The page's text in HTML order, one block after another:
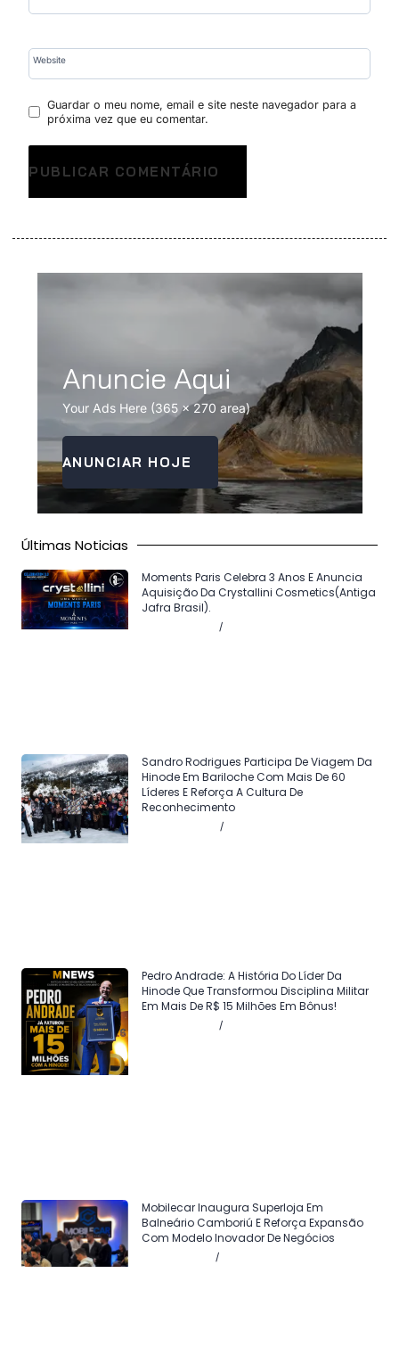
Website
Guardar o meu nome, email e site neste navegador para a
próxima vez que eu comentar.
Anuncie Aqui
Your Ads Here (365 x 270 area)
ANUNCIAR HOJE
Últimas Noticias
Moments Paris Celebra 3 Anos E Anuncia
Aquisição Da Crystallini Cosmetics(antiga
Jafra Brasil).
Sandro Rodrigues Participa De Viagem Da
Hinode Em Bariloche Com Mais De 60
Líderes E Reforça A Cultura De
Reconhecimento
Pedro Andrade: A História Do Líder Da
Hinode Que Transformou Disciplina Militar
Em Mais De R$ 15 Milhões Em Bônus!
Mobilecar Inaugura Superloja Em
Balneário Camboriú E Reforça Expansão
Com Modelo Inovador De Negócios